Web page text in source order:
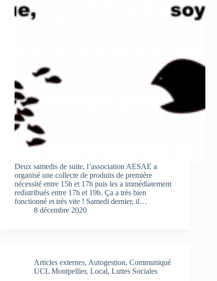
Deux samedis de suite, l’association AESAE a
organisé une collecte de produits de première
nécessité entre 15h et 17h puis les a immédiatement
redistribués entre 17h et 19h. Ça a très bien
fonctionné et très vite ! Samedi dernier, il…
8 décembre 2020
Articles externes, Autogestion, Communiqué
UCL Montpellier, Local, Luttes Sociales